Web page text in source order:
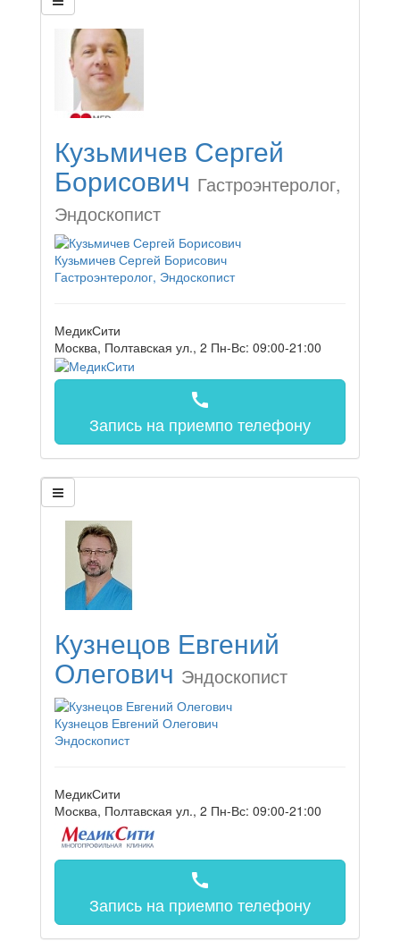
Кузьмичев Сергей
Борисович Гастроэнтеролог,
Эндоскопист
Кузьмичев Сергей Борисович
Гастроэнтеролог, Эндоскопист
МедикСити
Москва, Полтавская ул., 2 Пн-Вс: 09:00-21:00
call
Запись на приемпо телефону
Кузнецов Евгений
Олегович Эндоскопист
Кузнецов Евгений Олегович
Эндоскопист
МедикСити
Москва, Полтавская ул., 2 Пн-Вс: 09:00-21:00
call
Запись на приемпо телефону